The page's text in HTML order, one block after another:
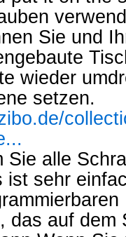
Sie und
wieder
setzen.
Sie alle
ist sehr
das auf